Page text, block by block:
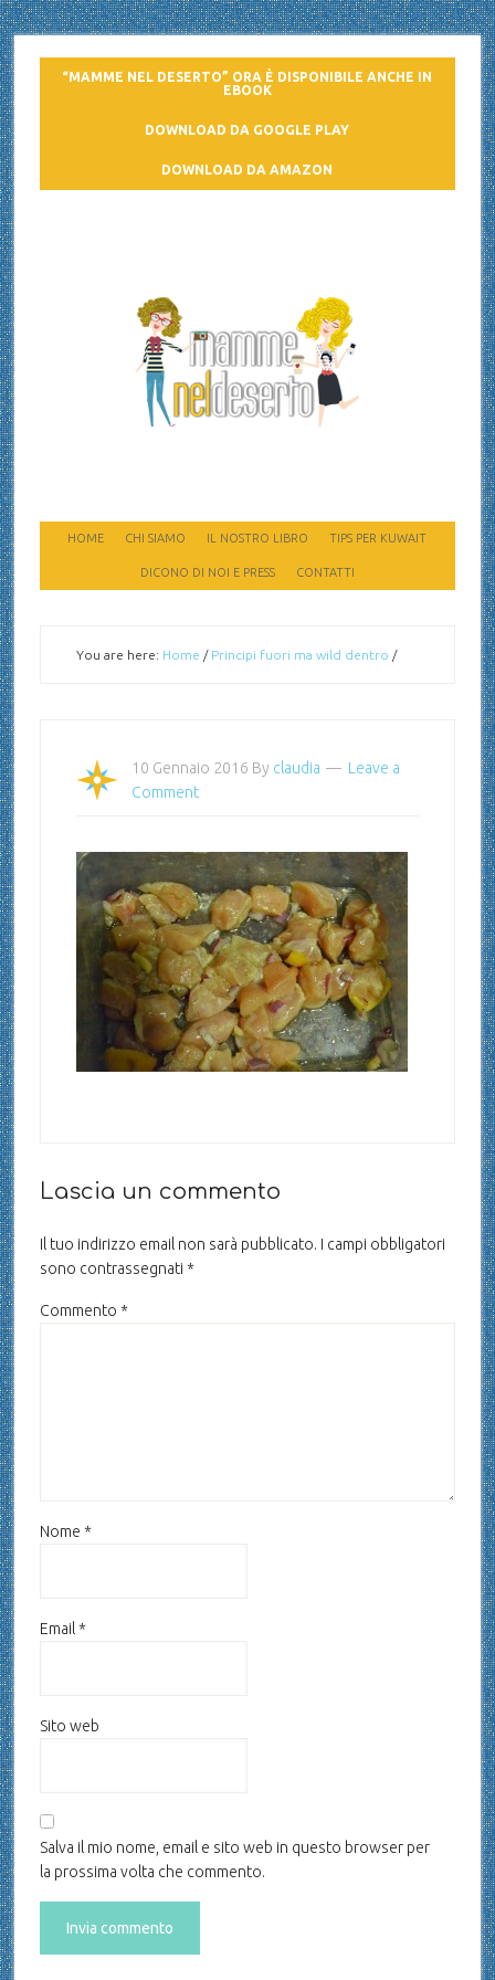
“MAMME NEL DESERTO” ORA È DISPONIBILE ANCHE IN
EBOOK
DOWNLOAD DA GOOGLE PLAY
DOWNLOAD DA AMAZON
HOME CHI SIAMO IL NOSTRO LIBRO TIPS PER KUWAIT
DICONO DI NOI E PRESS CONTATTI
You are here: Home / Principi fuori ma wild dentro /
10 Gennaio 2016 By claudia
Leave a
Comment
Lascia un commento
Il tuo indirizzo email non sarà pubblicato. I campi obbligatori
sono contrassegnati *
Commento *
Nome *
Email *
Sito web
Salva il mio nome, email e sito web in questo browser per
la prossima volta che commento.